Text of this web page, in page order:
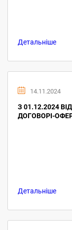
Детальніше
14.11.2024
З 01.12.2024
ДОГОВОРІ-
Детальніше